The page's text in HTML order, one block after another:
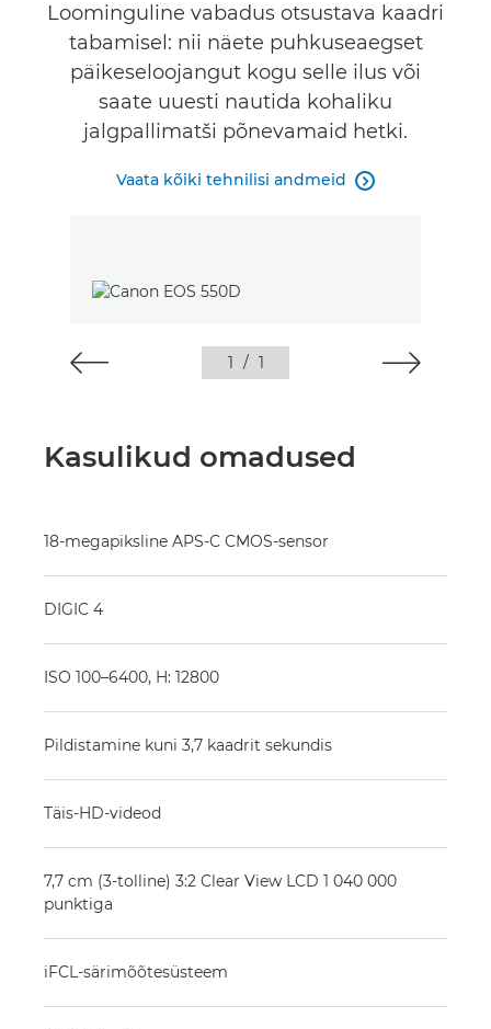
Loominguline vabadus otsustava kaadri
tabamisel: nii näete puhkuseaegset
päikeseloojangut kogu selle ilus või
saate uuesti nautida kohaliku
jalgpallimatši põnevamaid hetki.
Vaata kõiki tehnilisi andmeid 
1 / 1
Kasulikud omadused
18-megapiksline APS-C CMOS-sensor
DIGIC 4
ISO 100–6400, H: 12800
Pildistamine kuni 3,7 kaadrit sekundis
Täis-HD-videod
7,7 cm (3-tolline) 3:2 Clear View LCD 1 040 000
punktiga
iFCL-särimõõtesüsteem